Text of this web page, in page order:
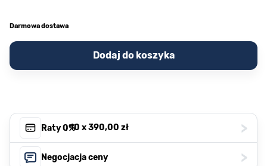
Darmowa dostawa
Dodaj do koszyka
Raty 0%, 10 x390,00 zł >
Negocjacja ceny >